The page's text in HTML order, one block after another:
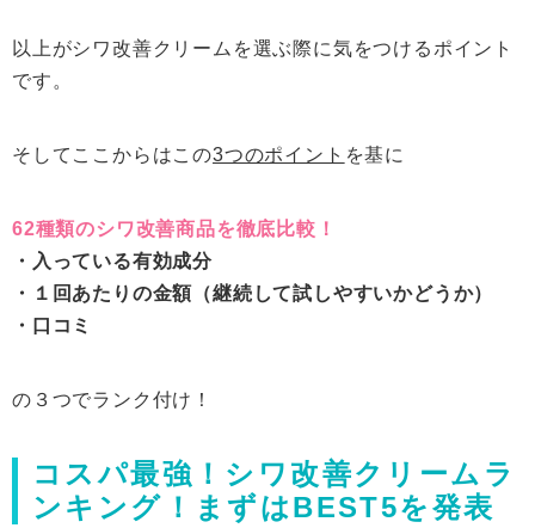
以上がシワ改善クリームを選ぶ際に気をつけるポイント
です。
そしてここからはこの3つのポイント を基に
62種類のシワ改善商品を徹底比較！
・入っている有効成分
・１回あたりの金額（継続して試しやすいかどうか）
・口コミ
の３つでランク付け！
コスパ最強！シワ改善クリームラ
ンキング！まずはBEST5を発表